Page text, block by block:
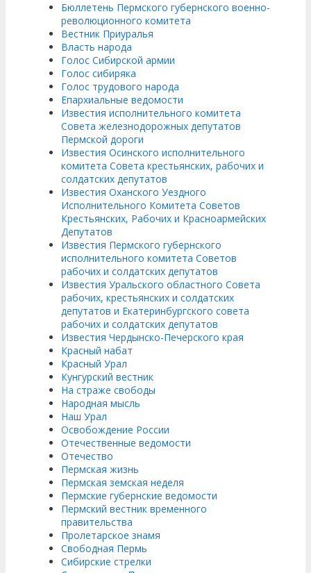
Бюллетень Пермского губернского военно-
революционного комитета
Вестник Приуралья
Власть народа
Голос Сибирской армии
Голос сибиряка
Голос трудового народа
Епархиальные ведомости
Известия исполнительного комитета
Совета железнодорожных депутатов
Пермской дороги
Известия Осинского исполнительного
комитета Совета крестьянских, рабочих и
солдатских депутатов
Известия Оханского Уездного
Исполнительного Комитета Советов
Крестьянских, Рабочих и Красноармейских
Депутатов
Известия Пермского губернского
исполнительного комитета Советов
рабочих и солдатских депутатов
Известия Уральского областного Совета
рабочих, крестьянских и солдатских
депутатов и Екатеринбургского совета
рабочих и солдатских депутатов
Известия Чердынско-Печерского края
Красный набат
Красный Урал
Кунгурский вестник
На страже свободы
Народная мысль
Наш Урал
Освобождение России
Отечественные ведомости
Отечество
Пермская жизнь
Пермская земская неделя
Пермские губернские ведомости
Пермский вестник временного
правительства
Пролетарское знамя
Свободная Пермь
Сибирские стрелки